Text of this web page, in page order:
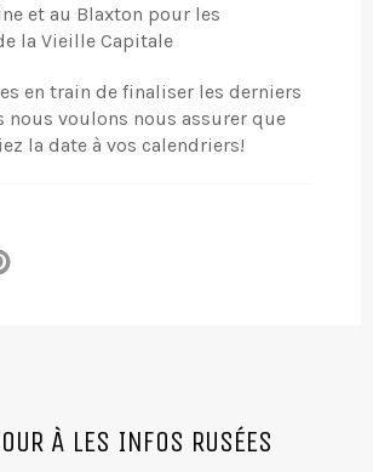
et au Blaxton pour les
la Vieille Capitale
en train de finaliser les derniers
nous voulons nous assurer que
la date à vos calendriers!
À LES INFOS RUSÉES